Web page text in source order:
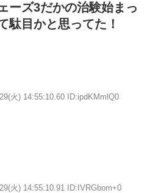
ーズ3だかの治験始まっ
駄目かと思ってた！
火) 14:55:10.60 ID:ipdKMmlQ0
火) 14:55:10.91 ID:IVRGbom+0